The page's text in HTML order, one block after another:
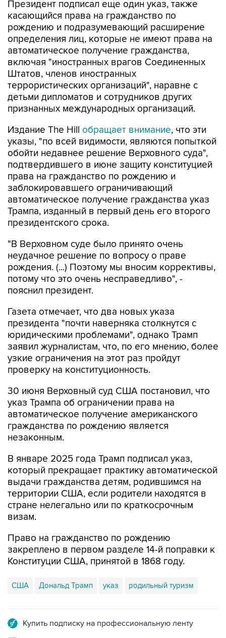
рождению и подразумевающий расширение
определения лиц, которые не имеют права на
автоматическое получение гражданства,
включая "иностранных врагов Соединенных
Штатов, членов иностранных
террористических организаций", наравне с
детьми дипломатов и сотрудников других
признанных международных организаций.
Издание The Hillобращает внимание, что эти
обойти недавнее решение Верховного суда",
подтвердившего в июне защиту конституцией
права на гражданство по рождению и
заблокировавшего ограничивающий
автоматическое получение гражданства указ
Трампа, изданный в первый день его второго
президентского срока.
"В Верховном суде было принято очень
рождения. (...) Поэтому мы вносим коррективы,
потому что это очень несправедливо", -
пояснил президент.
Газета отмечает, что два новых указа
юридическими проблемами", однако Трамп
заявил журналистам, что, по его мнению, более
узкие ограничения на этот раз пройдут
проверку на конституционность.
30 июня Верховный суд США постановил, что
автоматическое получение американского
гражданства по рождению является
незаконным.
В январе 2025 года Трамп подписал указ,
выдачи гражданства детям, родившимся на
территории США, если родители находятся в
стране нелегально или по краткосрочным
визам.
Право на гражданство по рождению
Конституции США, принятой в 1868 году.
США Дональд Трамп указ родильный туризм
Подписаться на рассылку главных новостей сайта